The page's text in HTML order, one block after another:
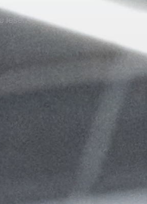
lesen